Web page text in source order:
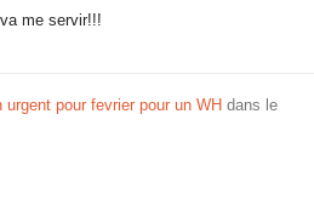
me servir!!!
pour fevrier pour un WH dans le